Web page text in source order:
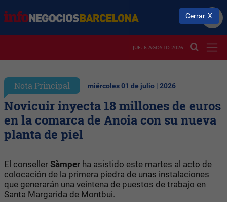
JUE. 6 AGOSTO 2026
Nota Principal miércoles 01 de julio | 2026
Novicuir inyecta 18 millones de euros
en la comarca de Anoia con su nueva
planta de piel
El conseller Sàmper ha asistido este martes al acto de
colocación de la primera piedra de unas instalaciones
que generarán una veintena de puestos de trabajo en
Santa Margarida de Montbui.
Cerrar